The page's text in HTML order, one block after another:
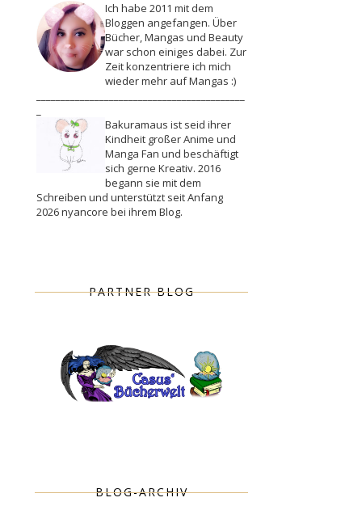
Ich habe 2011 mit dem
Bloggen angefangen. Über
Bücher, Mangas und Beauty
war schon einiges dabei. Zur
Zeit konzentriere ich mich
wieder mehr auf Mangas :)
Bakuramaus ist seid ihrer
Kindheit großer Anime und
Manga Fan und beschäftigt
sich gerne Kreativ. 2016
begann sie mit dem
Schreiben und unterstützt seit Anfang
2026 nyancore bei ihrem Blog.
PARTNER BLOG
BLOG-ARCHIV